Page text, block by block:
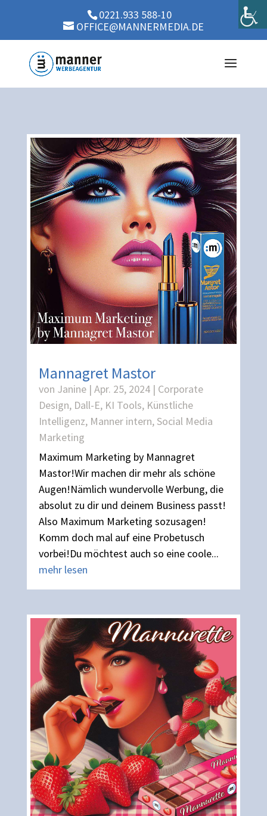
0221.933 588-10
OFFICE@MANNERMEDIA.DE
Mannagret Mastor
von Janine| Apr. 25, 2024| Corporate
Design, Dall-E, KI Tools, Künstliche
Intelligenz, Manner intern,Social Media
Marketing
Maximum Marketing by Mannagret
Mastor!Wir machen dir mehr als schöne
Augen!Nämlich wundervolle Werbung, die
absolut zu dir und deinem Business passt!
Also Maximum Marketing sozusagen!
Komm doch mal auf eine Probetusch
vorbei!Du möchtest auch so eine coole...
mehr lesen